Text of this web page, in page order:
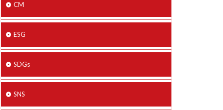
CM
ESG
SDGs
SNS